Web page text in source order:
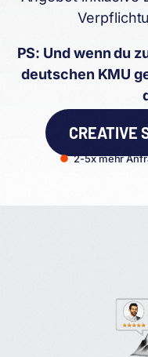
PS: Und wenn du
deutschen KMU
CREATIVE
2-5x mehr